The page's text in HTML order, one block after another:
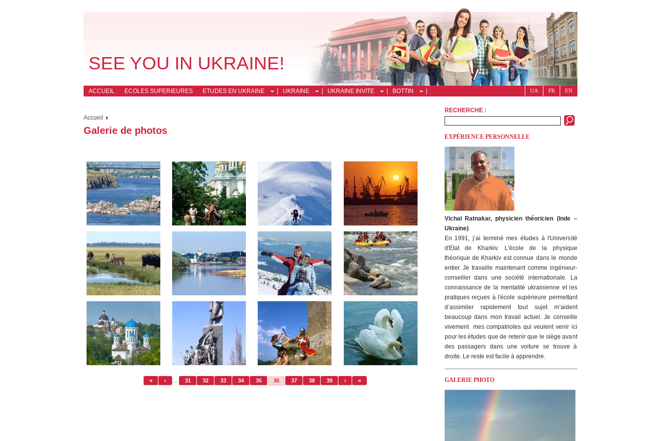
SEE YOU IN UKRAINE!
ACCUEIL ECOLES SUPERIEURES ETUDES EN UKRAINE UKRAINE UKRAINE INVITE BOTTIN EN
FR
UA
Accueil
Galerie de photos
« ‹ 31 32 33 34 35 36 37 38 39 › »
RECHERCHE :
EXPÉRIENCE PERSONNELLE
Vichal Ratnakar, physicien théoricien (Inde –
Ukraine)
En 1991, j’ai terminé mes études à l'Université
d'Etat de Kharkiv. L'école de la physique
théorique de Kharkiv est connue dans le monde
entier. Je travaille maintenant comme ingénieur-
conseiller dans une société internationale. La
connaissance de la mentalité ukrainienne et les
pratiques reçues à l'école supérieure permettant
d’assimiler rapidement tout sujet m’aident
beaucoup dans mon travail actuel. Je conseille
vivement mes compatriotes qui veulent venir ici
pour les études que de retenir que le siège avant
des passagers dans une voiture se trouve à
droite. Le reste est facile à apprendre.
GALERIE PHOTO